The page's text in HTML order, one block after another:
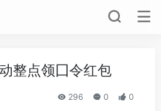
整点领囗令红包
296 0 0